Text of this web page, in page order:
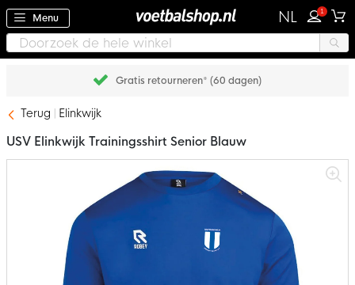
Menu NL 1
Gratis retourneren* (60 dagen)
Terug Elinkwijk
USV Elinkwijk Trainingsshirt Senior Blauw